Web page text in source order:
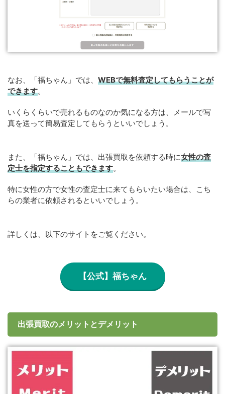
なお、「福ちゃん」では、 WEBで無料査定してもらうことが
できます。
いくらくらいで売れるものなのか気になる方は、メールで写
真を送って簡易査定してもらうといいでしょう。
また、「福ちゃん」では、出張買取を依頼する時に女性の査
定士を指定することもできます。
特に女性の方で女性の査定士に来てもらいたい場合は、こち
らの業者に依頼されるといいでしょう。
詳しくは、以下のサイトをご覧ください。
【公式】福ちゃん
出張買取のメリットとデメリット